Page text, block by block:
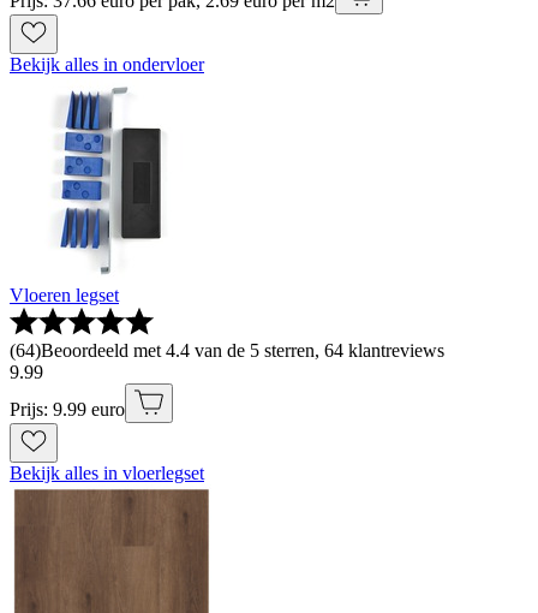
Bekijk alles in ondervloer
Vloeren legset
(64)Beoordeeld met 4.4 van de 5 sterren, 64 klantreviews
9.99
Prijs: 9.99 euro
Bekijk alles in vloerlegset